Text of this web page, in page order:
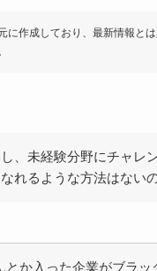
に作成しており、最新情報とは
、未経験分野にチャレ
れるような方法はない
とか入った企業がブラ